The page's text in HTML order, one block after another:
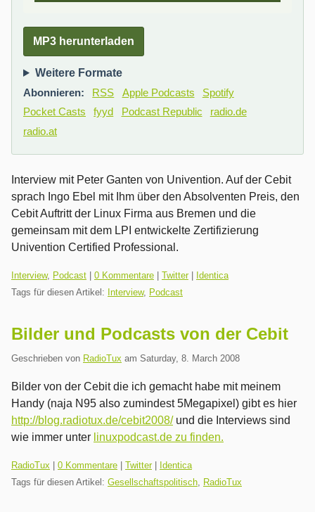
MP3 herunterladen
Weitere Formate
Abonnieren:
RSS Apple Podcasts
Spotify
Pocket Casts
fyyd Podcast Republic
radio.de
radio.at
Interview mit Peter Ganten von Univention. Auf der Cebit
sprach Ingo Ebel mit Ihm über den Absolventen Preis, den
Cebit Auftritt der Linux Firma aus Bremen und die
gemeinsam mit dem LPI entwickelte Zertifizierung
Univention Certified Professional.
Kategorien:
Interview, Podcast 0 Kommentare Twitter|
Identica
Tags für diesen Artikel: Interview, Podcast
Bilder und Podcasts von der Cebit
Geschrieben von RadioTux am Saturday, 8. March 2008
Bilder von der Cebit die ich gemacht habe mit meinem
Handy (naja N95 also zumindest 5Megapixel) gibt es hier
http://blog.radiotux.de/cebit2008/und die Interviews sind
wie immer unter linuxpodcast.de zu finden.
Kategorien:
RadioTux 0 Kommentare Twitter|
Identica
Tags für diesen Artikel: Gesellschaftspolitisch RadioTux